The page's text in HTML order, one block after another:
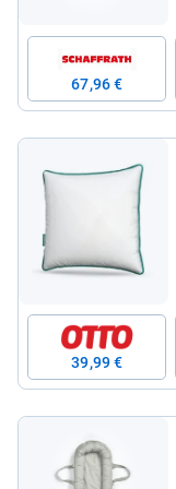
67,96 €
39,99 €